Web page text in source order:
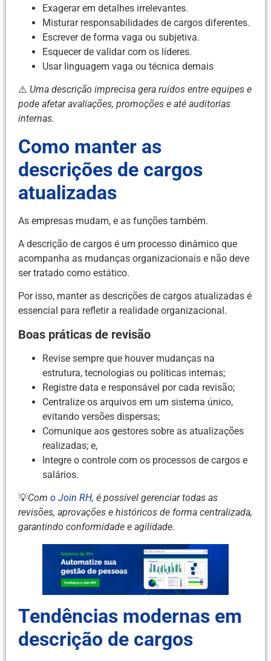
Exagerar em detalhes irrelevantes.
Misturar responsabilidades de cargos diferentes.
Escrever de forma vaga ou subjetiva.
Esquecer de validar com os líderes.
Usar linguagem vaga ou técnica demais
⚠️ Uma descrição imprecisa gera ruídos entre equipes e
pode afetar avaliações, promoções e até auditorias
internas.
Como manter as
descrições de cargos
atualizadas
As empresas mudam, e as funções também.
A descrição de cargos é um processo dinâmico que
acompanha as mudanças organizacionais e não deve
ser tratado como estático.
Por isso, manter as descrições de cargos atualizadas é
essencial para refletir a realidade organizacional.
Boas práticas de revisão
Revise sempre que houver mudanças na
estrutura, tecnologias ou políticas internas;
Registre data e responsável por cada revisão;
Centralize os arquivos em um sistema único,
evitando versões dispersas;
Comunique aos gestores sobre as atualizações
realizadas; e,
Integre o controle com os processos de cargos e
salários.
💡Com o Join RH, é possível gerenciar todas as
revisões, aprovações e históricos de forma centralizada,
garantindo conformidade e agilidade.
Tendências modernas em
descrição de cargos